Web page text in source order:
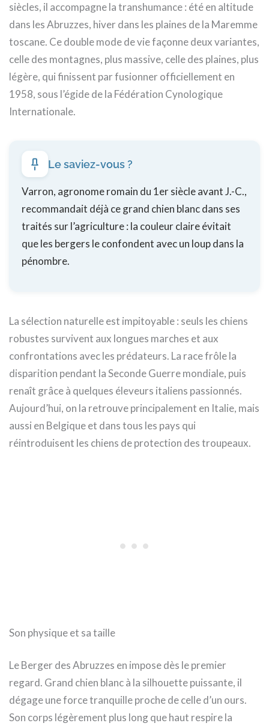
siècles, il accompagne la transhumance : été en altitude
dans les Abruzzes, hiver dans les plaines de la Maremme
toscane. Ce double mode de vie façonne deux variantes,
celle des montagnes, plus massive, celle des plaines, plus
légère, qui finissent par fusionner officiellement en
1958, sous l’égide de la Fédération Cynologique
Internationale.
Le saviez-vous ?
Varron, agronome romain du 1er siècle avant J.-C.,
recommandait déjà ce grand chien blanc dans ses
traités sur l’agriculture : la couleur claire évitait
que les bergers le confondent avec un loup dans la
pénombre.
La sélection naturelle est impitoyable : seuls les chiens
robustes survivent aux longues marches et aux
confrontations avec les prédateurs. La race frôle la
disparition pendant la Seconde Guerre mondiale, puis
renaît grâce à quelques éleveurs italiens passionnés.
Aujourd’hui, on la retrouve principalement en Italie, mais
aussi en Belgique et dans tous les pays qui
réintroduisent les chiens de protection des troupeaux.
Son physique et sa taille
Le Berger des Abruzzes en impose dès le premier
regard. Grand chien blanc à la silhouette puissante, il
dégage une force tranquille proche de celle d’un ours.
Son corps légèrement plus long que haut respire la